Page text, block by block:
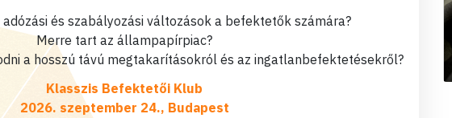
és szabályozási változások a befektetők számára?
Merre tart az állampapírpiac?
a hosszú távú megtakarításokról és az ingatlanbefektetésekről?
Klasszis Befektetői Klub
2026. szeptember 24., Budapest